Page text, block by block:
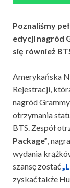
Poznaliśmy
edycji nagród
się również
Amerykańska
Rejestracji,
nagród
otrzymania
BTS. Zespół
Package”,
wydania
szansę zostać
zyskać także